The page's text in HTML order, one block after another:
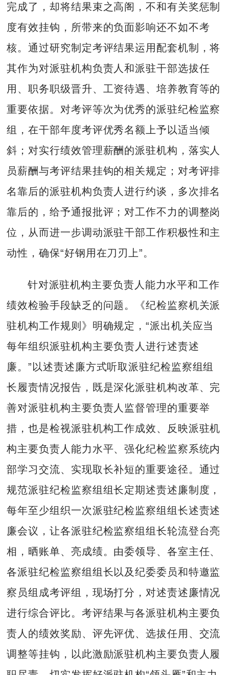
完成了，却将结果束之高阁，不和有关奖惩制
度有效挂钩，所带来的负面影响还不如不考
核。通过研究制定考评结果运用配套机制，将
其作为对派驻机构负责人和派驻干部选拔任
用、职务职级晋升、工资待遇、培养教育等的
重要依据。对考评等次为优秀的派驻纪检监察
组，在干部年度考评优秀名额上予以适当倾
斜；对实行绩效管理薪酬的派驻机构，落实人
员薪酬与考评结果挂钩的相关规定；对考评排
名靠后的派驻机构负责人进行约谈，多次排名
靠后的，给予通报批评；对工作不力的调整岗
位，从而进一步调动派驻干部工作积极性和主
动性，确保“好钢用在刀刃上”。
针对派驻机构主要负责人能力水平和工作
绩效检验手段缺乏的问题。《纪检监察机关派
驻机构工作规则》明确规定，“派出机关应当
每年组织派驻机构主要负责人进行述责述
廉。”以述责述廉方式听取派驻纪检监察组组
长履责情况报告，既是深化派驻机构改革、完
善对派驻机构主要负责人监督管理的重要举
措，也是检视派驻机构工作成效、反映派驻机
构主要负责人能力水平、强化纪检监察系统内
部学习交流、实现取长补短的重要途径。通过
规范派驻纪检监察组组长定期述责述廉制度，
每年至少组织一次派驻纪检监察组组长述责述
廉会议，让各派驻纪检监察组组长轮流登台亮
相，晒账单、亮成绩。由委领导、各室主任、
各派驻纪检监察组组长以及纪委委员和特邀监
察员组成考评组，现场打分，对述责述廉情况
进行综合评比。考评结果与各派驻机构主要负
责人的绩效奖励、评先评优、选拔任用、交流
调整等挂钩，以此激励派驻机构主要负责人履